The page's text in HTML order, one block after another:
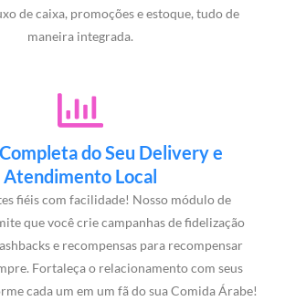
de caixa, promoções e estoque, tudo de
maneira integrada.
do Seu Delivery e
Atendimento Local
fiéis com facilidade! Nosso módulo de
que você crie campanhas de fidelização
e recompensas para recompensar
Fortaleça o relacionamento com seus
cada um em um fã do sua Comida Árabe!